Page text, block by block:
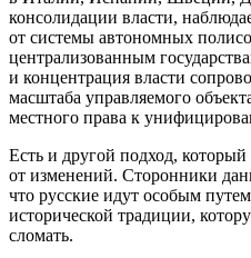
консолидации власти,
от системы автономных
централизованным
и концентрация власти
масштаба управляемого
местного права к
Есть и другой подход,
от изменений. Сторонники
что русские идут особым
исторической традиции,
сломать.